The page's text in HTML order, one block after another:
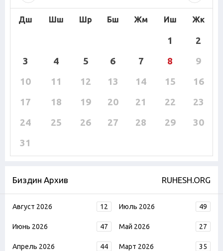
Дш Шш Шр Бш Жм Иш Жк
1
2
3
4 5 6 7 8
9
10
11 12 13 14 15
16
17
18 19 20 21 22
23
24
25 26 27 28 29
30
31
Биздин Архив RUHESH.ORG
Август 2026 12 Июль 2026 49
Июнь 2026 47 Май 2026 27
Апрель 2026 44 Март 2026 35